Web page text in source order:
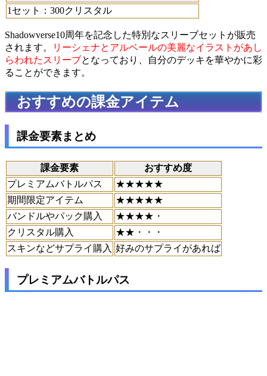
1セット：300クリスタル
Shadowverse10周年を記念した特別なスリーブセットが販売
されます。
リーシェナとアルベールの美麗なイラストがあし
らわれたスリーブとなっており、自分のデッキを華やかに彩
ることができます。
おすすめの課金アイテム
課金要素まとめ
課金要素
おすすめ度
プレミアムバトルパス
★★★★★
期間限定アイテム
★★★★★
バンドルやパック購入
★★★★・
クリスタル購入
★★・・・
スキンなどサプライ購入 好みのサプライがあれば
プレミアムバトルパス